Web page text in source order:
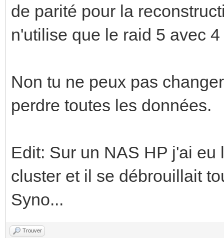
de parité pour la
n'utilise que le raid 5 avec
Non tu ne peux pas
perdre toutes les données.
Edit: Sur un NAS HP j'ai
cluster et il se débrouillait
Syno...
Trouver